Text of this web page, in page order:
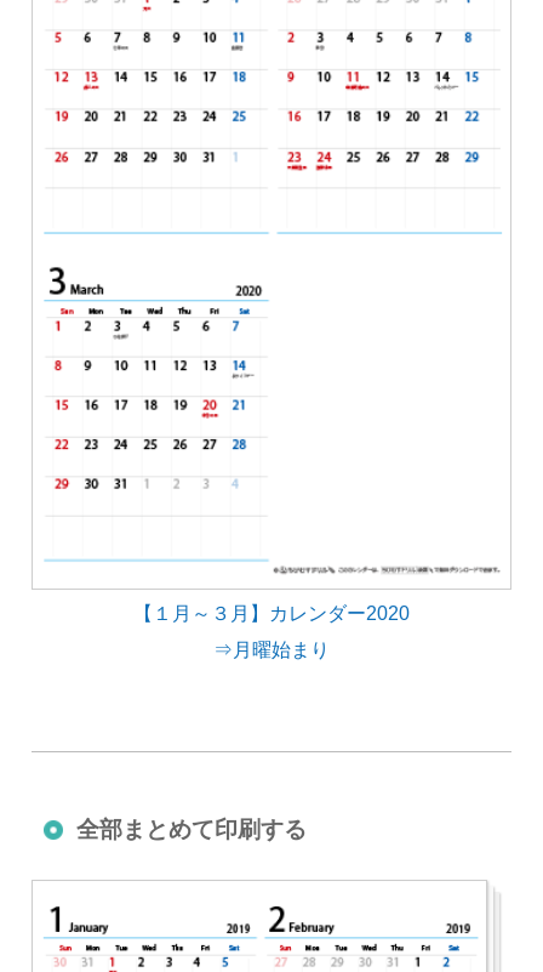
【１月～３月】カレンダー2020
⇒月曜始まり
全部まとめて印刷する